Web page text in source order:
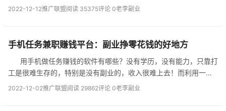
支付宝。 建议微信扫码下载，市面上山寨版很多，以防自己下
2022-12-12推广联盟阅读 35375评论 0老李副业
手机任务兼职赚钱平台：副业挣零花钱的好地方
用手机做任务赚钱的软件有哪些？没有学历，没有能力，只靠打
工是很难生存的，特别是没有副业的，收入很难上去！而利用一些
任务软件，花一两分钟就可挣几元，立竿见影的让大家每天挣几十
2022-12-02推广联盟阅读 29862评论 0老李副业